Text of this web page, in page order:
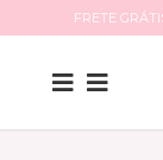
FRETE